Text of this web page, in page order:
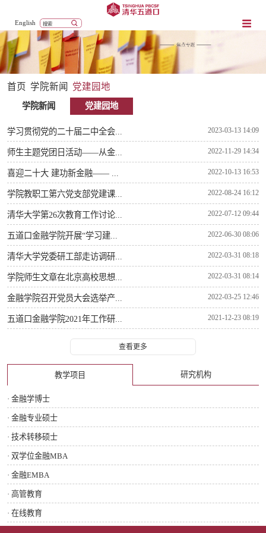
English
首页 学院新闻 党建园地
学院新闻 党建园地
学习贯彻党的二十届二中全会... 2023-03-13 14:09
师生主题党团日活动——从金... 2022-11-29 14:34
喜迎二十大 建功新金融—— ... 2022-10-13 16:53
学院教职工第六党支部党建课... 2022-08-24 16:12
清华大学第26次教育工作讨论... 2022-07-12 09:44
五道口金融学院开展“学习建... 2022-06-30 08:06
清华大学党委研工部走访调研... 2022-03-31 08:18
学院师生文章在北京高校思想... 2022-03-31 08:14
金融学院召开党员大会选举产... 2022-03-25 12:46
五道口金融学院2021年工作研... 2021-12-23 08:19
查看更多
教学项目 研究机构
· 金融学博士
· 金融专业硕士
· 技术转移硕士
· 双学位金融MBA
· 金融EMBA
· 高管教育
· 在线教育